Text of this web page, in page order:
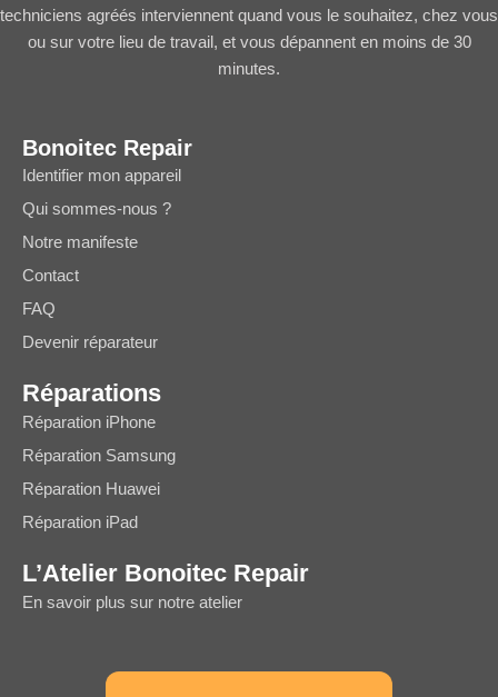
techniciens agréés interviennent quand vous le souhaitez, chez vous
ou sur votre lieu de travail, et vous dépannent en moins de 30
minutes.
Bonoitec Repair
Identifier mon appareil
Qui sommes-nous ?
Notre manifeste
Contact
FAQ
Devenir réparateur
Réparations
Réparation iPhone
Réparation Samsung
Réparation Huawei
Réparation iPad
L’Atelier Bonoitec Repair
En savoir plus sur notre atelier